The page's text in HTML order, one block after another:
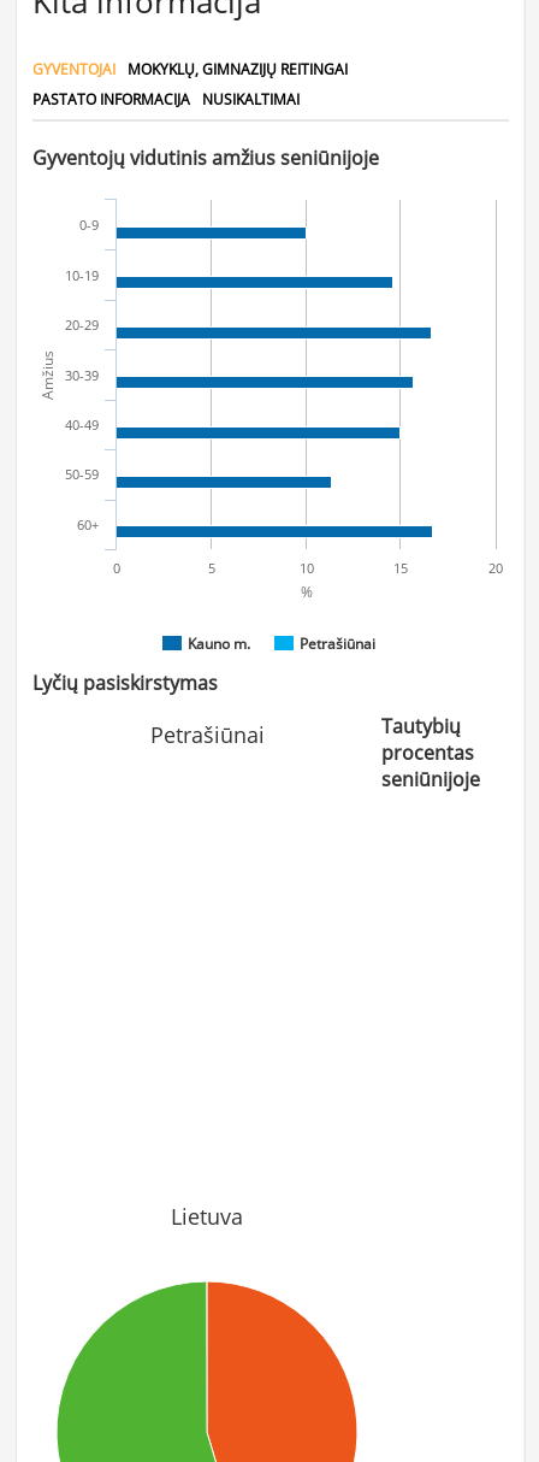
GYVENTOJAI
MOKYKLŲ, GIMNAZIJŲ REITINGAI
PASTATO INFORMACIJA
NUSIKALTIMAI
Gyventojų vidutinis amžius seniūnijoje
Amžius
%
Kauno m. Petrašiūnai
0-9
10-19
20-29
30-39
40-49
50-59
60+
0 5 10 15 20
Lyčių pasiskirstymas
Petrašiūnai
Lietuva
Tautybių
procentas
seniūnijoje